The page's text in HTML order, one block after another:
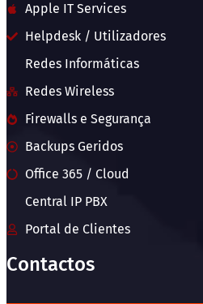
Apple IT Services
Helpdesk / Utilizadores
Redes Informáticas
Redes Wireless
Firewalls e Segurança
Backups Geridos
Office 365 / Cloud
Central IP PBX
Portal de Clientes
Contactos